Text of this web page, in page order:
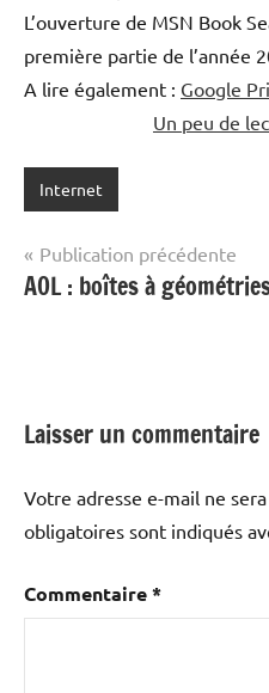
L’ouverture de MSN Book
première partie de l’année
A lire également : Google
Un peu de
Internet
Navigation
de
Publication précédente
AOL : boîtes à
Laisser un commentaire
Votre adresse e-mail ne sera
obligatoires sont indiqués
Commentaire*